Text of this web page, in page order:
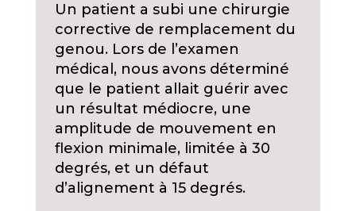
Un patient a subi une chirurgie
corrective de remplacement du
genou. Lors de l’examen
médical, nous avons déterminé
que le patient allait guérir avec
un résultat médiocre, une
amplitude de mouvement en
flexion minimale, limitée à 30
degrés, et un défaut
d’alignement à 15 degrés.